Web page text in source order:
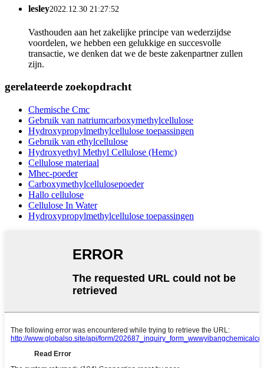
lesley2022.12.30 21:27:52
Vasthouden aan het zakelijke principe van wederzijdse
voordelen, we hebben een gelukkige en succesvolle
transactie, we denken dat we de beste zakenpartner zullen
zijn.
gerelateerde zoekopdracht
Chemische Cmc
Gebruik van natriumcarboxymethylcellulose
Hydroxypropylmethylcellulose toepassingen
Gebruik van ethylcellulose
Hydroxyethyl Methyl Cellulose (Hemc)
Cellulose materiaal
Mhec-poeder
Carboxymethylcellulosepoeder
Hallo cellulose
Cellulose In Water
Hydroxypropylmethylcellulose toepassingen